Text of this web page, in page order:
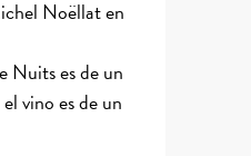
Noëllat en
Nuits es de un
vino es de un